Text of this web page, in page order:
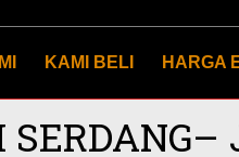
KAMI BELI HARGA